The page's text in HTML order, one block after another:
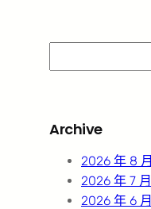
e
c
Archive
2026 年 8 月
2026 年 7 月
2026 年 6 月